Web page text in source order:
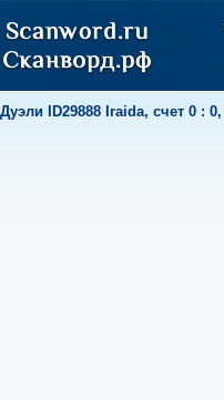
Дуэли ID29888 Iraida, счет 0 : 0,